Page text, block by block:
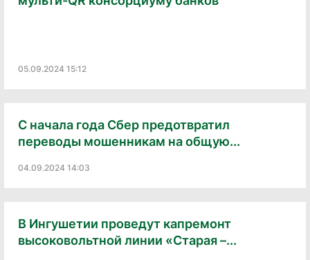
05.09.2024 15:12
С начала года Сбер предотвратил
переводы мошенникам на общую...
04.09.2024 14:03
В Ингушетии проведут капремонт
высоковольтной линии «Старая –...